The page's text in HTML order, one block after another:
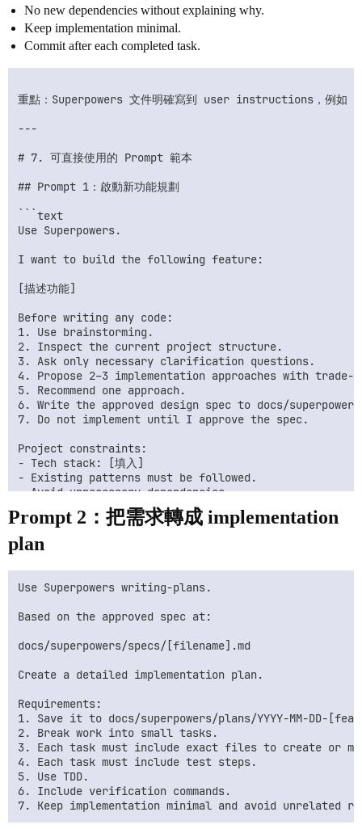
No new dependencies without explaining why.
Keep implementation minimal.
Commit after each completed task.
重點：Superpowers 文件明確寫到 user instructions，例如
---
# 7. 可直接使用的 Prompt 範本
## Prompt 1：啟動新功能規劃
```text
Use Superpowers.
I want to build the following feature:
[描述功能]
Before writing any code:
1. Use brainstorming.
2. Inspect the current project structure.
3. Ask only necessary clarification questions.
4. Propose 2–3 implementation approaches with
5. Recommend one approach.
6. Write the approved design spec to docs/
7. Do not implement until I approve the spec.
Project constraints:
- Tech stack: [填入]
- Existing patterns must be followed.
- Avoid unnecessary dependencies.
Prompt 2：把需求轉成 implementation
plan
Use Superpowers writing-plans.
Based on the approved spec at:
docs/superpowers/specs/[filename].md
Create a detailed implementation plan.
Requirements:
1. Save it to docs/superpowers/plans/YYYY-MM-DD-
2. Break work into small tasks.
3. Each task must include exact files to create or
4. Each task must include test steps.
5. Use TDD.
6. Include verification commands.